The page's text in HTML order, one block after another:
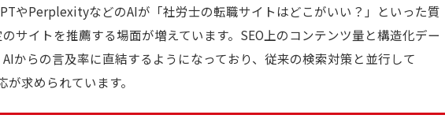
やPerplexityなどのAIが「社労士の転職サイトはどこがいい？」といった質
サイトを推薦する場面が増えています。SEO上のコンテンツ量と構造化デー
からの言及率に直結するようになっており、従来の検索対策と並行して
が求められています。